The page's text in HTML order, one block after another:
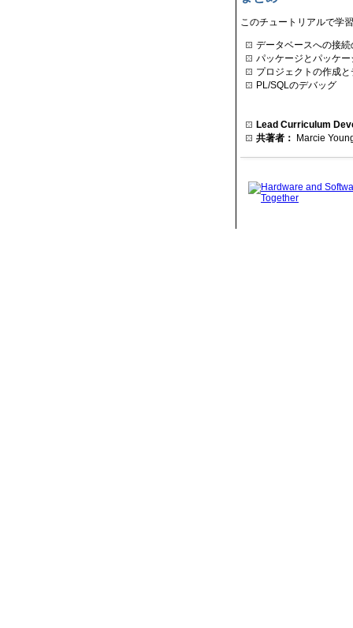
このチュートリアルで学
データベースへの接
パッケージとパッケ
プロジェクトの作成
PL/SQLのデバッグ
Lead Curriculum
共著者： Marcie